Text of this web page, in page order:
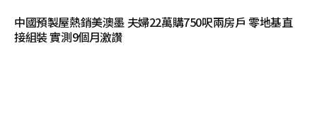
中國預製屋熱銷美澳墨 夫婦22萬購750呎兩房戶 零地基直
接組裝 實測9個月激讚